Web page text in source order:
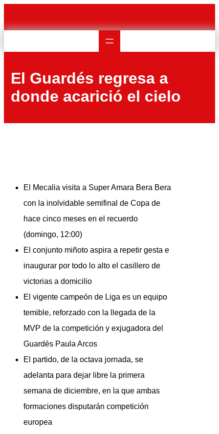
contenido
El Guardés regresa a
donde acarició el cielo
El Mecalia visita a Super Amara Bera Bera
con la inolvidable semifinal de Copa de
hace cinco meses en el recuerdo
(domingo, 12:00)
El conjunto miñoto aspira a repetir gesta e
inaugurar por todo lo alto el casillero de
victorias a domicilio
El vigente campeón de Liga es un equipo
temible, reforzado con la llegada de la
MVP de la competición y exjugadora del
Guardés Paula Arcos
El partido, de la octava jornada, se
adelanta para dejar libre la primera
semana de diciembre, en la que ambas
formaciones disputarán competición
europea